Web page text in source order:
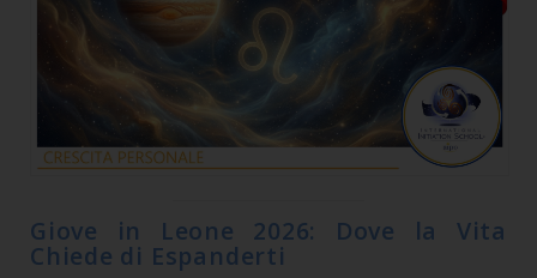
Giove in Leone 2026: Dove la Vita
Chiede di Espanderti